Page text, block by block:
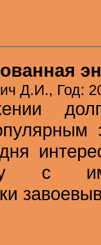
Д.И., Год:
с